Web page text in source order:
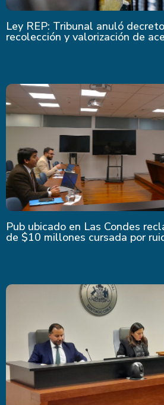
Ley REP: Tribunal anuló
recolección y valorización de
Pub ubicado en Las Condes
de $10 millones cursada por